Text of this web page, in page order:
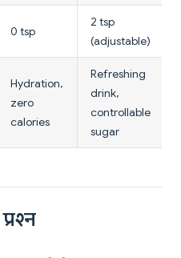
0 tsp
2 tsp
(adjustable)
Hydration,
zero
calories
Refreshing
drink,
controllable
sugar